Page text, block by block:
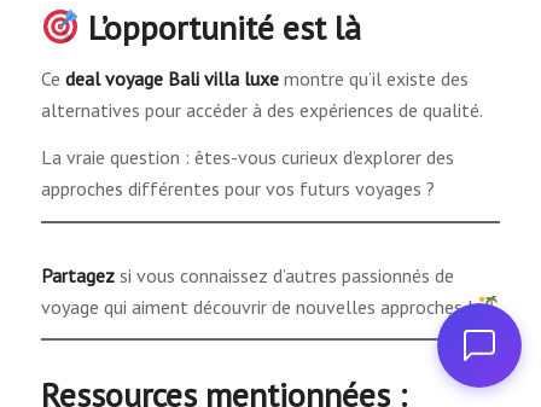
L’opportunité est là
Ce deal voyage Bali villa luxemontre qu’il existe des
alternatives pour accéder à des expériences de qualité.
La vraie question : êtes-vous curieux d’explorer des
approches différentes pour vos futurs voyages ?
Partagezsi vous connaissez d’autres passionnés de
voyage qui aiment découvrir de nouvelles approches !
Ressources mentionnées :